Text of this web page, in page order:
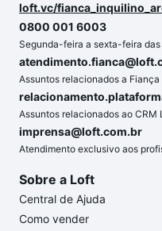
loft.vc/
0800 001 6003
Segunda-feira a sexta-feira
Assuntos relacionados a Fiança
Assuntos relacionados ao CRM
imprensa@loft.com.br
Atendimento exclusivo aos
Sobre a Loft
Central de Ajuda
Como vender